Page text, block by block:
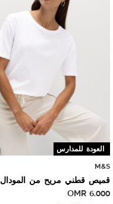
العودة للمدارس
M&S
قميص قطني مريح من المودال
OMR 6.000